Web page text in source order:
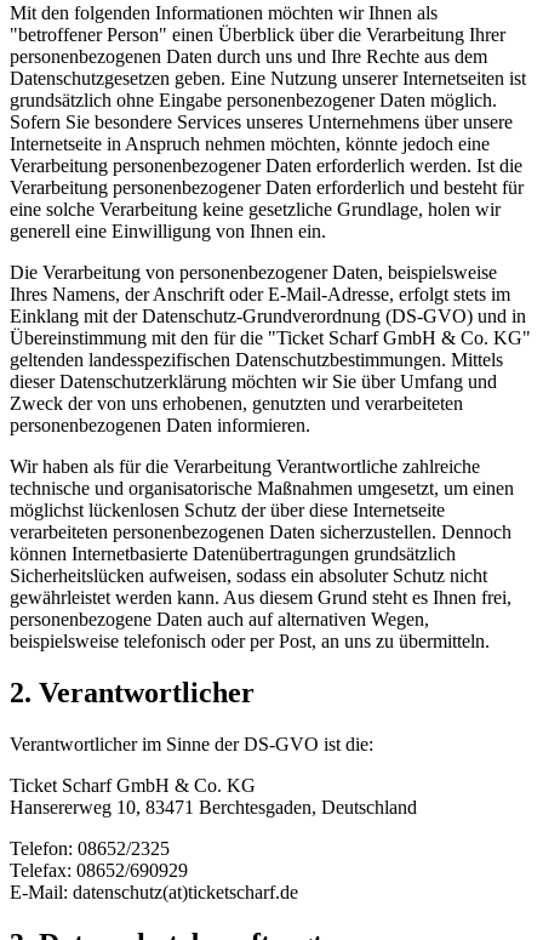
Mit den folgenden Informationen möchten wir Ihnen als
"betroffener Person" einen Überblick über die Verarbeitung Ihrer
personenbezogenen Daten durch uns und Ihre Rechte aus dem
Datenschutzgesetzen geben. Eine Nutzung unserer Internetseiten ist
grundsätzlich ohne Eingabe personenbezogener Daten möglich.
Sofern Sie besondere Services unseres Unternehmens über unsere
Internetseite in Anspruch nehmen möchten, könnte jedoch eine
Verarbeitung personenbezogener Daten erforderlich werden. Ist die
Verarbeitung personenbezogener Daten erforderlich und besteht für
eine solche Verarbeitung keine gesetzliche Grundlage, holen wir
generell eine Einwilligung von Ihnen ein.
Die Verarbeitung von personenbezogener Daten, beispielsweise
Ihres Namens, der Anschrift oder E-Mail-Adresse, erfolgt stets im
Einklang mit der Datenschutz-Grundverordnung (DS-GVO) und in
Übereinstimmung mit den für die "Ticket Scharf GmbH & Co. KG"
geltenden landesspezifischen Datenschutzbestimmungen. Mittels
dieser Datenschutzerklärung möchten wir Sie über Umfang und
Zweck der von uns erhobenen, genutzten und verarbeiteten
personenbezogenen Daten informieren.
Wir haben als für die Verarbeitung Verantwortliche zahlreiche
technische und organisatorische Maßnahmen umgesetzt, um einen
möglichst lückenlosen Schutz der über diese Internetseite
verarbeiteten personenbezogenen Daten sicherzustellen. Dennoch
können Internetbasierte Datenübertragungen grundsätzlich
Sicherheitslücken aufweisen, sodass ein absoluter Schutz nicht
gewährleistet werden kann. Aus diesem Grund steht es Ihnen frei,
personenbezogene Daten auch auf alternativen Wegen,
beispielsweise telefonisch oder per Post, an uns zu übermitteln.
2. Verantwortlicher
Verantwortlicher im Sinne der DS-GVO ist die:
Ticket Scharf GmbH & Co. KG
Hansererweg 10, 83471 Berchtesgaden, Deutschland
Telefon: 08652/2325
Telefax: 08652/690929
E-Mail: datenschutz(at)ticketscharf.de